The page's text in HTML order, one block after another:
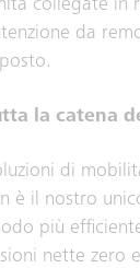
collegate in
da
la catena
di
è il nostro
più
nette zero